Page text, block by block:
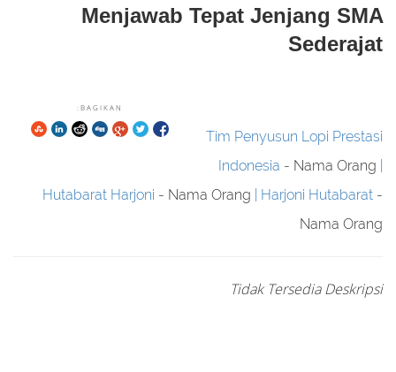
Menjawab Tepat Jenjang SMA
Sederajat
BAGIKAN:
Tim Penyusun Lopi Prestasi
Indonesia - Nama Orang
Hutabarat Harjoni - Nama Orang Harjoni Hutabarat -
Nama Orang
Tidak Tersedia Deskripsi